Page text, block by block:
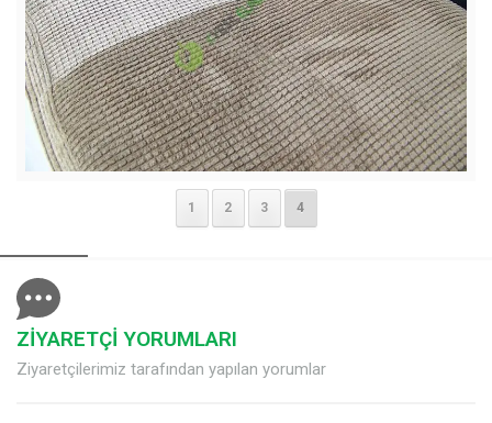
1 2 3 4
ZİYARETÇİ YORUMLARI
Ziyaretçilerimiz tarafından yapılan yorumlar